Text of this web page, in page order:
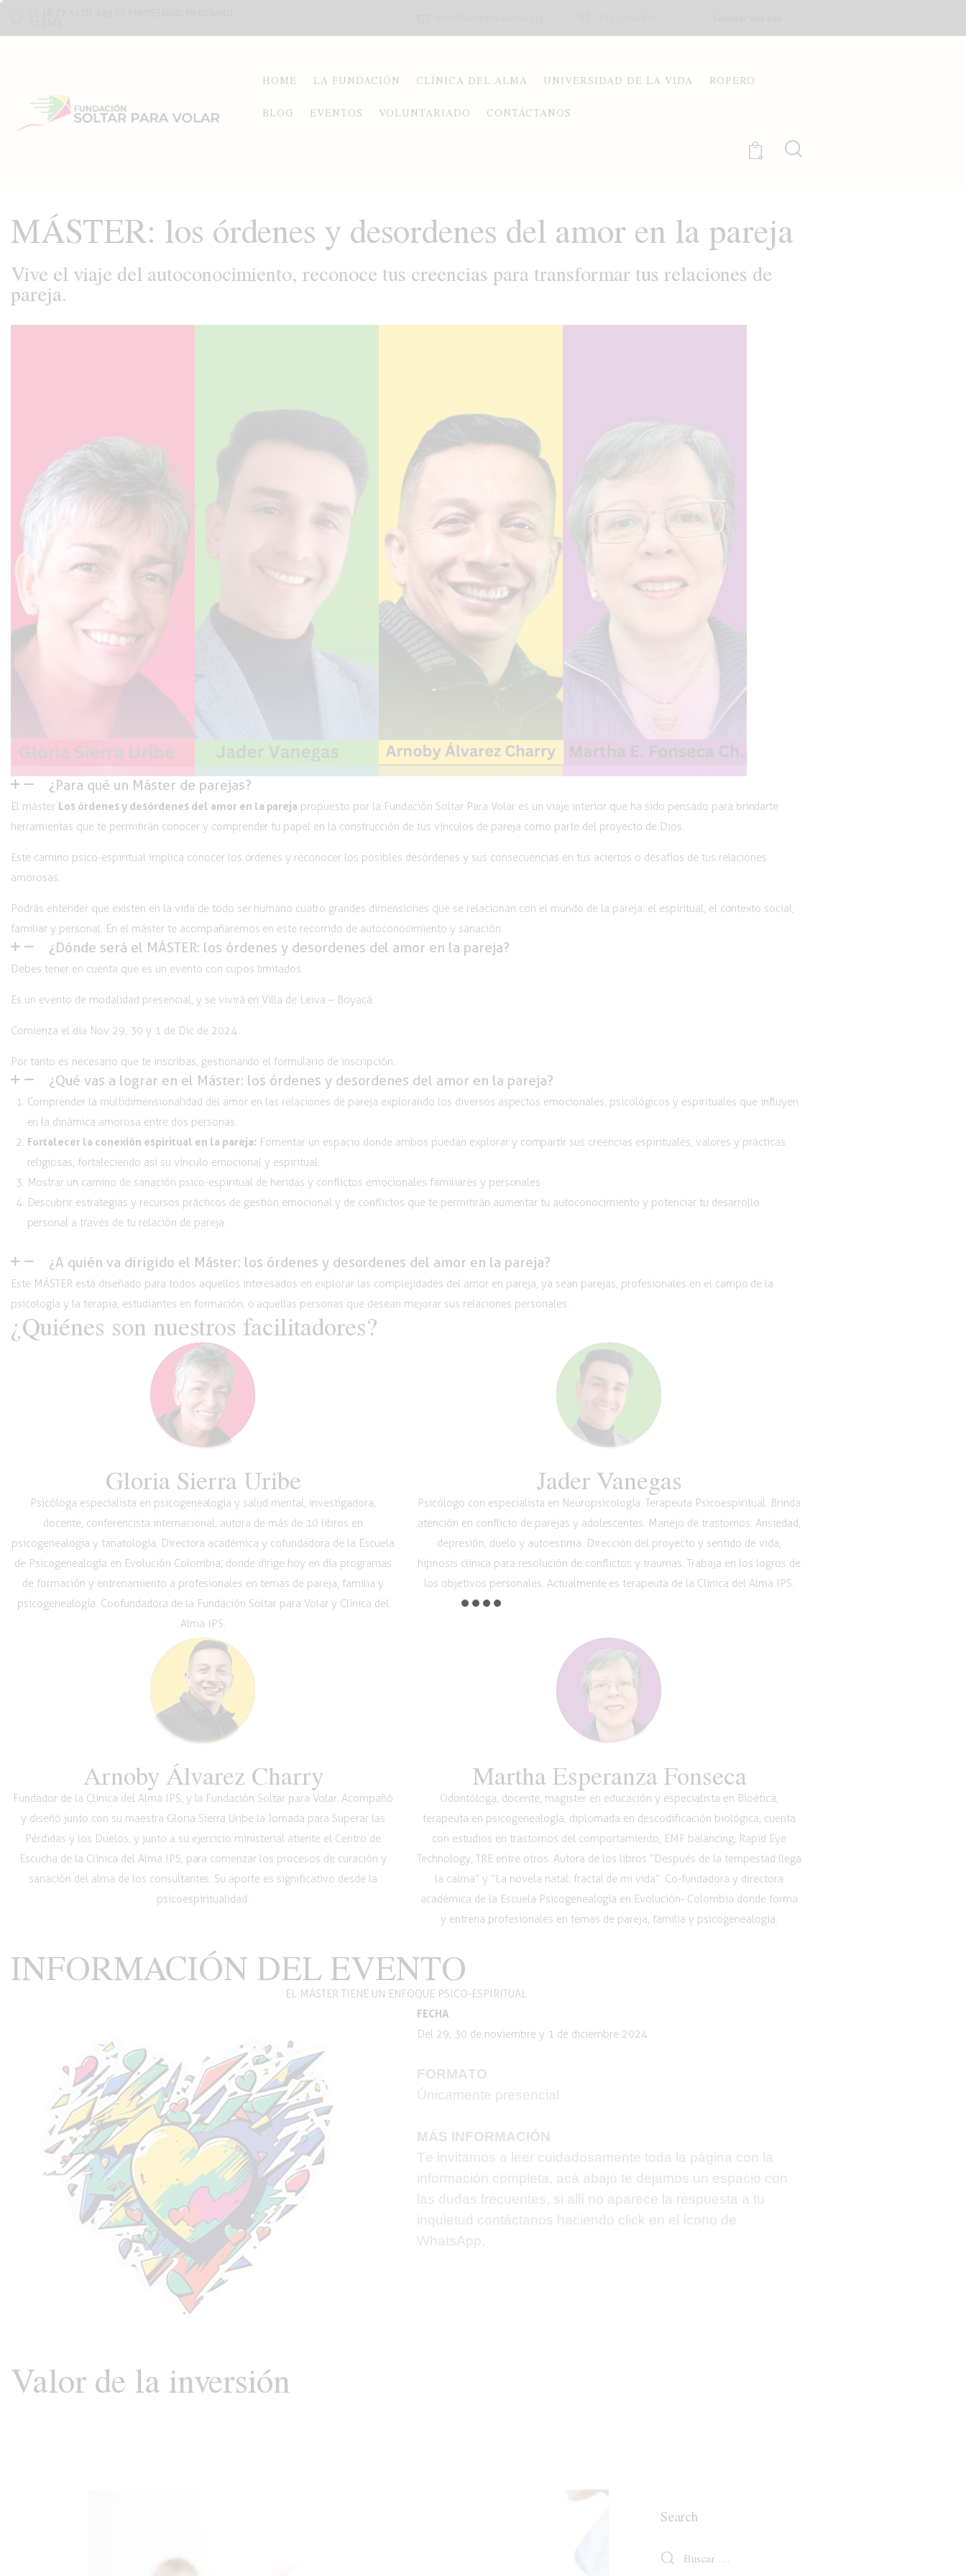
HOME LA FUNDACIÓN CLÍNICA DEL ALMA UNIVERSIDAD DE LA VIDA ROPERO
BLOG EVENTOS VOLUNTARIADO CONTÁCTANOS
0
MÁSTER: los órdenes y desordenes del amor en la pareja
Vive el viaje del autoconocimiento, reconoce tus creencias para transformar tus relaciones de
pareja.
¿Para qué un Máster de parejas?
El máster Los órdenes y desórdenes del amor en la pareja propuesto por la Fundación Soltar Para Volar es un viaje interior que ha sido pensado para brindarte
herramientas que te permitirán conocer y comprender tu papel en la construcción de tus vínculos de pareja como parte del proyecto de Dios.
Este camino psico-espiritual implica conocer los órdenes y reconocer los posibles desórdenes y sus consecuencias en tus aciertos o desafíos de tus relaciones
amorosas.
Podrás entender que existen en la vida de todo ser humano cuatro grandes dimensiones que se relacionan con el mundo de la pareja: el espiritual, el contexto social,
familiar y personal. En el máster te acompañaremos en este recorrido de autoconocimiento y sanación.
¿Dónde será el MÁSTER: los órdenes y desordenes del amor en la pareja?
Debes tener en cuenta que es un evento con cupos limitados.
Es un evento de modalidad presencial, y se vivirá en Villa de Leiva – Boyacá.
Comienza el día Nov 29, 30 y 1 de Dic de 2024
Por tanto es necesario que te inscribas, gestionando el formulario de inscripción.
¿Qué vas a lograr en el Máster: los órdenes y desordenes del amor en la pareja?
Comprender la multidimensionalidad del amor en las relaciones de pareja explorando los diversos aspectos emocionales, psicológicos y espirituales que influyen
en la dinámica amorosa entre dos personas.
Fortalecer la conexión espiritual en la pareja: Fomentar un espacio donde ambos puedan explorar y compartir sus creencias espirituales, valores y prácticas
religiosas, fortaleciendo así su vínculo emocional y espiritual.
Mostrar un camino de sanación psico-espiritual de heridas y conflictos emocionales familiares y personales
Descubrir estrategias y recursos prácticos de gestión emocional y de conflictos que te permitirán aumentar tu autoconocimiento y potenciar tu desarrollo
personal a través de tu relación de pareja.
¿A quién va dirigido el Máster: los órdenes y desordenes del amor en la pareja?
Este MÁSTER está diseñado para todos aquellos interesados en explorar las complejidades del amor en pareja, ya sean parejas, profesionales en el campo de la
psicología y la terapia, estudiantes en formación, o aquellas personas que desean mejorar sus relaciones personales.
¿Quiénes son nuestros facilitadores?
Gloria Sierra Uribe
Psicóloga especialista en psicogenealogía y salud mental, investigadora,
docente, conferencista internacional, autora de más de 10 libros en
psicogenealogia y tanatología. Directora académica y cofundadora de la Escuela
de Psicogenealogía en Evolución Colombia, donde dirige hoy en día programas
de formación y entrenamiento a profesionales en temas de pareja, familia y
psicogenealogía. Coofundadora de la Fundación Soltar para Volar y Clínica del
Alma IPS.
Jader Vanegas
Psicólogo con especialista en Neuropsicología. Terapeuta Psicoespiritual. Brinda
atención en conflicto de parejas y adolescentes. Manejo de trastornos: Ansiedad,
depresión, duelo y autoestima. Dirección del proyecto y sentido de vida,
hipnosis clínica para resolución de conflictos y traumas. Trabaja en los logros de
los objetivos personales. Actualmente es terapeuta de la Clínica del Alma IPS.
Arnoby Álvarez Charry
Fundador de la Clínica del Alma IPS, y la Fundación Soltar para Volar. Acompañó
y diseñó junto con su maestra Gloria Sierra Uribe la Jornada para Superar las
Pérdidas y los Duelos, y junto a su ejercicio ministerial atiente el Centro de
Escucha de la Clínica del Alma IPS, para comenzar los procesos de curación y
sanación del alma de los consultantes. Su aporte es significativo desde la
psicoespiritualidad.
Martha Esperanza Fonseca
Odontóloga, docente, magister en educación y especialista en Bioética,
terapeuta en psicogenealogía, diplomada en descodificación biológica, cuenta
con estudios en trastornos del comportamiento, EMF balancing, Rapid Eye
Technology, TRE entre otros. Autora de los libros “Después de la tempestad llega
la calma” y “La novela natal: fractal de mi vida”. Co-fundadora y directora
académica de la Escuela Psicogenealogía en Evolución- Colombia donde forma
y entrena profesionales en temas de pareja, familia y psicogenealogía.
INFORMACIÓN DEL EVENTO
EL MÁSTER TIENE UN ENFOQUE PSICO-ESPIRITUAL
FECHA
Del 29, 30 de noviembre y 1 de diciembre 2024
FORMATO
Únicamente presencial
MÁS INFORMACIÓN
Te invitamos a leer cuidadosamente toda la página con la
información completa, acá abajo te dejamos un espacio con
las dudas frecuentes, si allí no aparece la respuesta a tu
inquietud contáctanos haciendo click en el ícono de
WhatsApp.
Valor de la inversión
Search